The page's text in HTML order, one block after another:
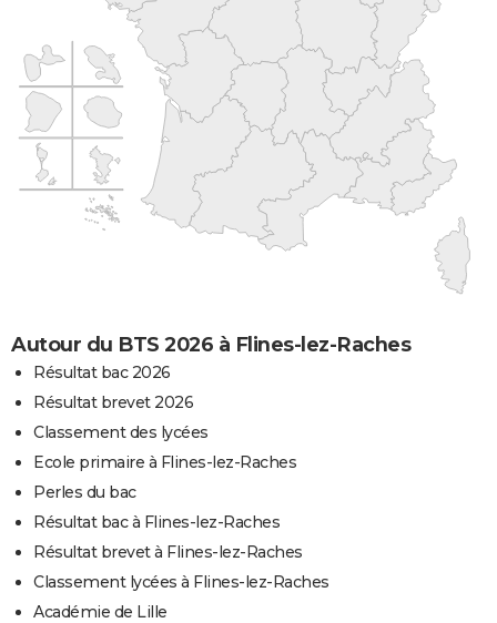
Autour du BTS 2026 à Flines-lez-Raches
Résultat bac 2026
Résultat brevet 2026
Classement des lycées
Ecole primaire à Flines-lez-Raches
Perles du bac
Résultat bac à Flines-lez-Raches
Résultat brevet à Flines-lez-Raches
Classement lycées à Flines-lez-Raches
Académie de Lille